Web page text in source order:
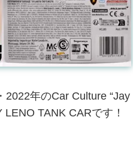
年のCar Culture “Jay
LENO TANK CARです！